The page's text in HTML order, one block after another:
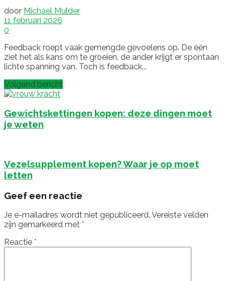
door Michael Mulder
11 februari 2026
0
Feedback roept vaak gemengde gevoelens op. De één
ziet het als kans om te groeien, de ander krijgt er spontaan
lichte spanning van. Toch is feedback...
Volgend bericht
Gewichtskettingen kopen: deze dingen moet
je weten
Vezelsupplement kopen? Waar je op moet
letten
Geef een reactie
Je e-mailadres wordt niet gepubliceerd. Vereiste velden
zijn gemarkeerd met *
Reactie *